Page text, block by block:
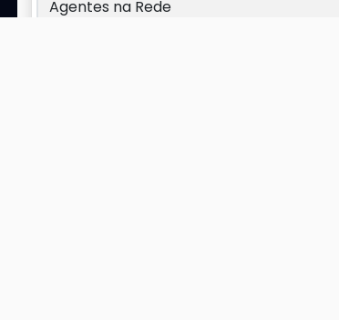
Agentes na Rede